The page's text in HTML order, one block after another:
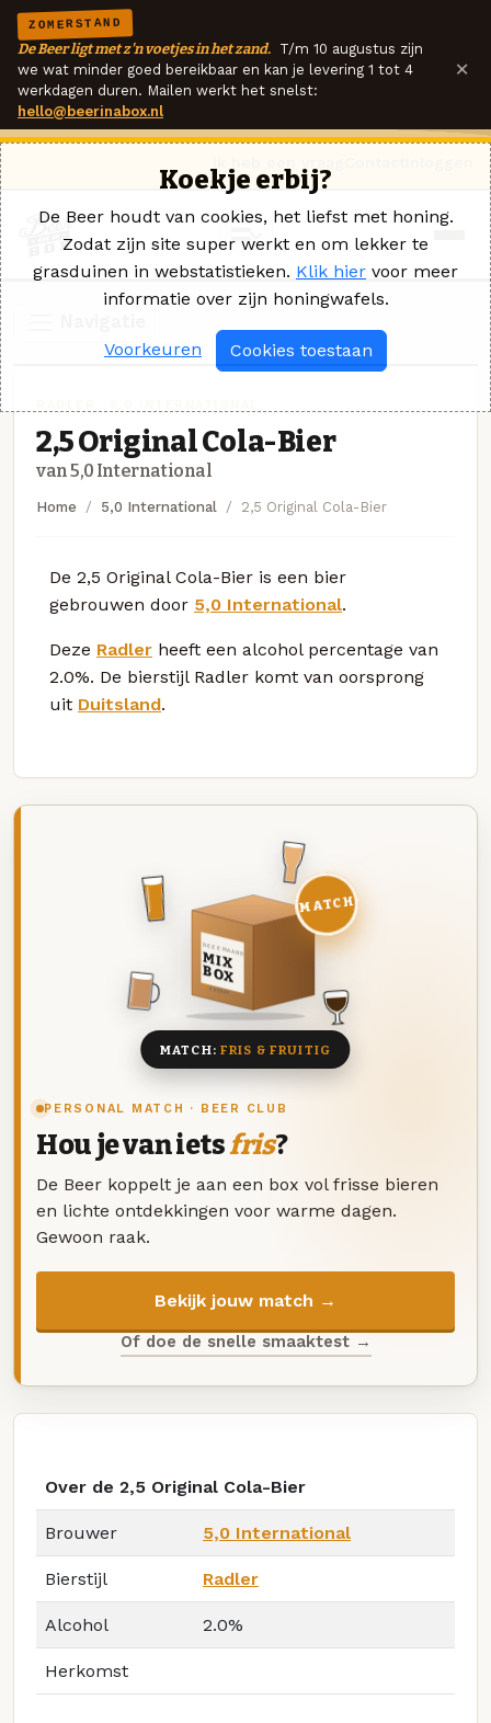
ZOMERSTAND
De Beer ligt met z'n voetjes in het zand. T/m 10 augustus zijn
we wat minder goed bereikbaar en kan je levering 1 tot 4
werkdagen duren. Mailen werkt het snelst:
hello@beerinabox.nl
×
2,5 Original Cola-Bier
van 5,0 International
Home 5,0 International 2,5 Original Cola-Bier
De 2,5 Original Cola-Bier is een bier
gebrouwen door 5,0 International.
Deze Radler heeft een alcohol percentage van
2.0%. De bierstijl Radler komt van oorsprong
uit Duitsland.
PERSONAL MATCH · BEER CLUB
Hou je van ietsfris?
De Beer koppelt je aan een box vol frisse bieren
en lichte ontdekkingen voor warme dagen.
Gewoon raak.
Bekijk jouw match →
Of doe de snelle smaaktest →
DEZE MAAND
MIX
BOX
8 BIEREN
MATCH
MATCH: FRIS & FRUITIG
Over de 2,5 Original Cola-Bier
Brouwer 5,0 International
Bierstijl Radler
Alcohol 2.0%
Herkomst
Koekje erbij?
De Beer houdt van cookies, het liefst met honing.
Zodat zijn site super werkt en om lekker te
grasduinen in webstatistieken. Klik hier voor meer
informatie over zijn honingwafels.
Voorkeuren Cookies toestaan